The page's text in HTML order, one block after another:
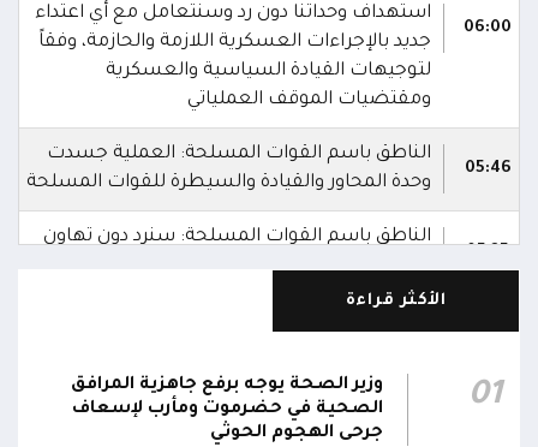
06:00
استهداف وحداتنا دون رد وسنتعامل مع أي اعتداء
جديد بالإجراءات العسكرية اللازمة والحازمة، وفقاً
لتوجيهات القيادة السياسية والعسكرية
ومقتضيات الموقف العملياتي
05:46
الناطق باسم القوات المسلحة: العملية جسدت
وحدة المحاور والقيادة والسيطرة للقوات المسلحة
الناطق باسم القوات المسلحة: سنرد دون تهاون
حال استمرت اعتداءات الحوثيين الغادرة
05:34
المقاومة الوطنية تصد هجوماً حوثياً في جبهتي
الحيمة بالتحيتا وحيس جنوب الحديدة
الأكثر قراءة
01
وزير الصحة يوجه برفع جاهزية المرافق
الصحية في حضرموت ومأرب لإسعاف
جرحى الهجوم الحوثي